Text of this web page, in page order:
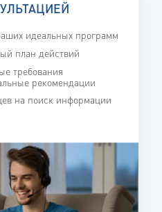
идеальных программ
план действий
требования
рекомендации
на поиск информации